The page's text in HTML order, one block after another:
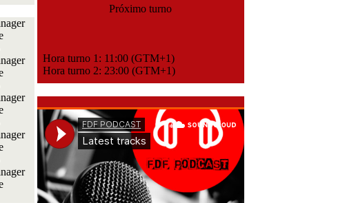
Próximo turno
Hora turno 1: 11:00 (GTM+1)
Hora turno 2: 23:00 (GTM+1)